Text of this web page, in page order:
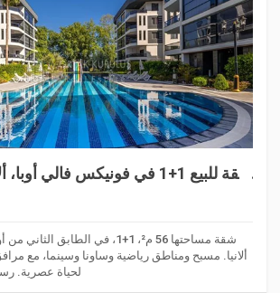
شقة مساحتها 56 م²، 1+1، في
ألانيا. مسبح ومناطق رياضية وساونا وسينما، مع
لحياة عصرية. رسوم